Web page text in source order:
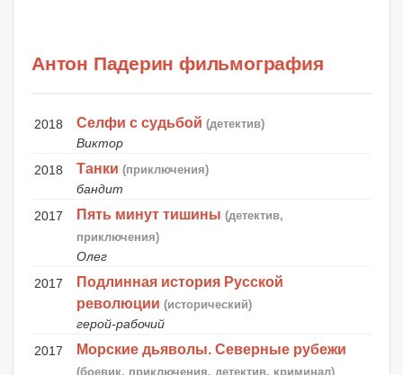
Антон Падерин фильмография
2018 Селфи с судьбой (детектив)
Виктор
2018
Танки (приключения)
бандит
2017
Пять минут тишины (детектив,
приключения)
Олег
2017
Подлинная история Русской
революции (исторический)
герой-рабочий
2017
Морские дьяволы. Северные рубежи
(боевик, приключения, детектив, криминал)